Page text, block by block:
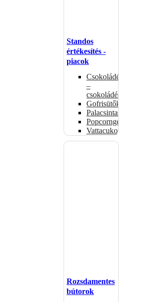
Standos
értékesítés -
piacok
Csokoládémelegítők
–
csokoládéadagolók
Gofrisütők
Palacsintasütők
Popcorngépek
Vattacukorgép
Rozsdamentes
bútorok